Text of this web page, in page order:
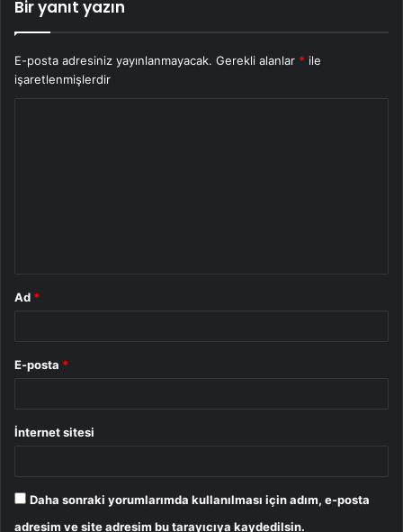
Bir yanıt yazın
E-posta adresiniz yayınlanmayacak. Gerekli alanlar * ile
işaretlenmişlerdir
Ad *
E-posta *
İnternet sitesi
Daha sonraki yorumlarımda kullanılması için adım, e-posta
adresim ve site adresim bu tarayıcıya kaydedilsin.